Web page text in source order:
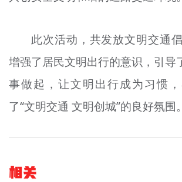
此次活动，共发放文明交通
增强了居民文明出行的意识，引导
事做起，让文明出行成为习惯
了“文明交通 文明创城”的良好氛围。
相关